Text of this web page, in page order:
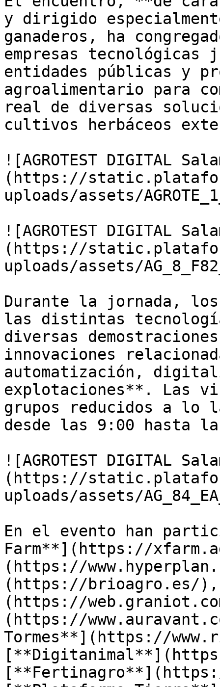
y dirigido
ganaderos, ha
empresas
entidades públicas y
agroalimentario para
real de diversas
cultivos herbáceos
![AGROTEST DIGITAL
(https://
uploads/assets/
![AGROTEST DIGITAL
(https://
uploads/assets/
Durante la jornada, los
las distintas
diversas
innovaciones
automatización,
explotaciones**. Las
grupos reducidos a lo
desde las 9:00 hasta
![AGROTEST DIGITAL
(https://
uploads/assets/
En el evento han
Farm**](https://
(https://
(https://brioagro.es/
(https://
(https://
Tormes**](https://